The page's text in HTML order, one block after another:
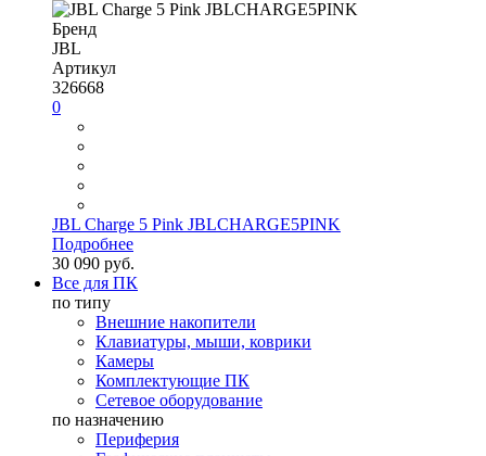
Бренд
JBL
Артикул
326668
0
JBL Charge 5 Pink JBLCHARGE5PINK
Подробнее
30 090 руб.
Все для ПК
по типу
Внешние накопители
Клавиатуры, мыши, коврики
Камеры
Комплектующие ПК
Сетевое оборудование
по назначению
Периферия